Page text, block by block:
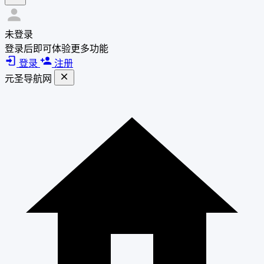
未登录
登录后即可体验更多功能
登录
注册
元圣导航网